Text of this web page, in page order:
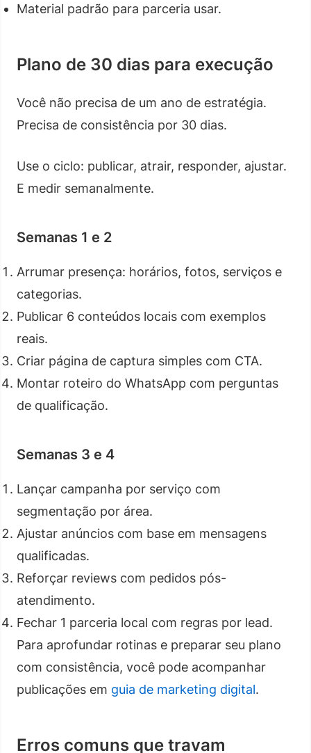
Material padrão para parceria usar.
Plano de 30 dias para execução
Você não precisa de um ano de estratégia.
Precisa de consistência por 30 dias.
Use o ciclo: publicar, atrair, responder, ajustar.
E medir semanalmente.
Semanas 1 e 2
Arrumar presença: horários, fotos, serviços e
categorias.
Publicar 6 conteúdos locais com exemplos
reais.
Criar página de captura simples com CTA.
Montar roteiro do WhatsApp com perguntas
de qualificação.
Semanas 3 e 4
Lançar campanha por serviço com
segmentação por área.
Ajustar anúncios com base em mensagens
qualificadas.
Reforçar reviews com pedidos pós-
atendimento.
Fechar 1 parceria local com regras por lead.
Para aprofundar rotinas e preparar seu plano
com consistência, você pode acompanhar
publicações em guia de marketing digital.
Erros comuns que travam